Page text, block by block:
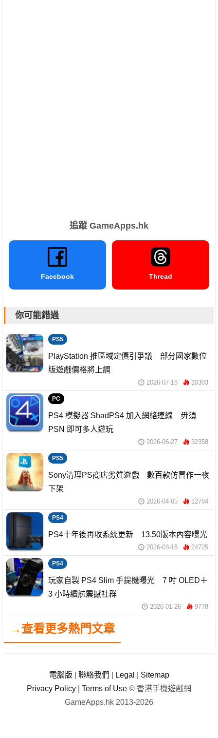
追蹤 GameApps.hk
Facebook Thread
你可能錯過
PS5
PlayStation 推區域定價引爭議 部分國家數位
版遊戲價格將上調
2026-07-18 10303
PC
PS4 模擬器 ShadPS4 加入網絡連線 毋須
PSN 即可多人遊玩
2026-06-27 32358
PS5
Sony清理PS商店劣質遊戲 數百款仿冒作一夜
下架
2026-04-05 12784
PS4
PS4十年後再收系統更新 13.50版本內容曝光
2026-03-18 24725
PS4
玩家自製 PS4 Slim 手提機曝光 7 吋 OLED＋
3 小時續航震撼社群
2026-01-26 9778
→查看更多熱門文章
電腦版 聯絡我們 Legal
Sitemap
Privacy Policy
Terms of Use © 香港手機遊戲網
GameApps.hk 2013-2026